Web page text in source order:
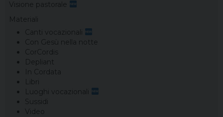
Visione pastorale
Materiali
Canti vocazionali
Con Gesù nella notte
CorCordis
Depliant
In Cordata
Libri
Luoghi vocazionali
Sussidi
Video